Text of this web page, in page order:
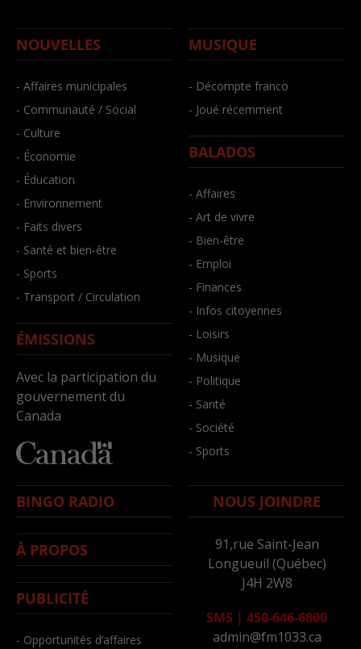
NOUVELLES
- Affaires municipales
- Communauté / Social
- Culture
- Économie
- Éducation
- Environnement
- Faits divers
- Santé et bien-être
- Sports
- Transport / Circulation
ÉMISSIONS
Avec la participation du
gouvernement du
Canada
MUSIQUE
- Décompte franco
- Joué récemment
BALADOS
- Affaires
- Art de vivre
- Bien-être
- Emploi
- Finances
- Infos citoyennes
- Loisirs
- Musique
- Politique
- Santé
- Société
- Sports
BINGO RADIO
À PROPOS
PUBLICITÉ
- Opportunités d’affaires
NOUS JOINDRE
91,rue Saint-Jean
Longueuil (Québec)
J4H 2W8
SMS | 450-646-6800
admin@fm1033.ca